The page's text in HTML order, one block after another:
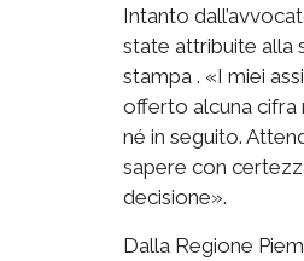
Intanto
state attribuite alla
stampa . «I miei
offerto alcuna cifra
né in seguito.
sapere con
decisione».
Dalla Regione